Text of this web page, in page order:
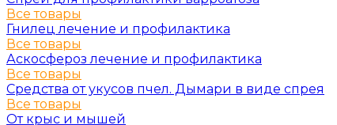
Все товары
Гнилец лечение и профилактика
Все товары
Аскосфероз лечение и профилактика
Все товары
Средства от укусов пчел. Дымари в виде спрея
Все товары
От крыс и мышей